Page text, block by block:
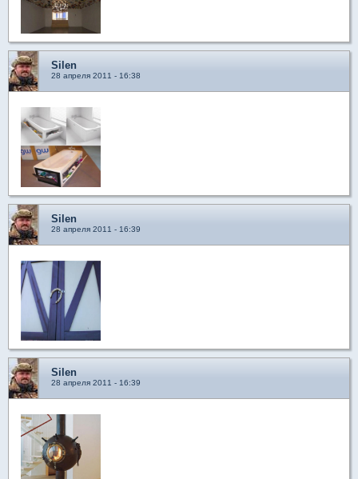
Silen
28 апреля 2011 - 16:38
Silen
28 апреля 2011 - 16:39
Silen
28 апреля 2011 - 16:39